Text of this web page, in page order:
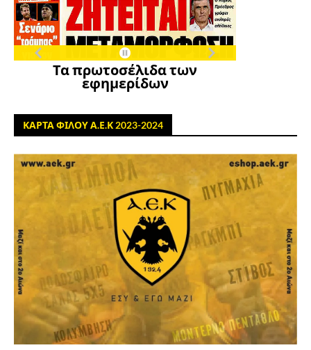
Τα πρωτοσέλιδα των
εφημερίδων
ΚΑΡΤΑ ΦΙΛΟΥ Α.Ε.Κ 2023-2024